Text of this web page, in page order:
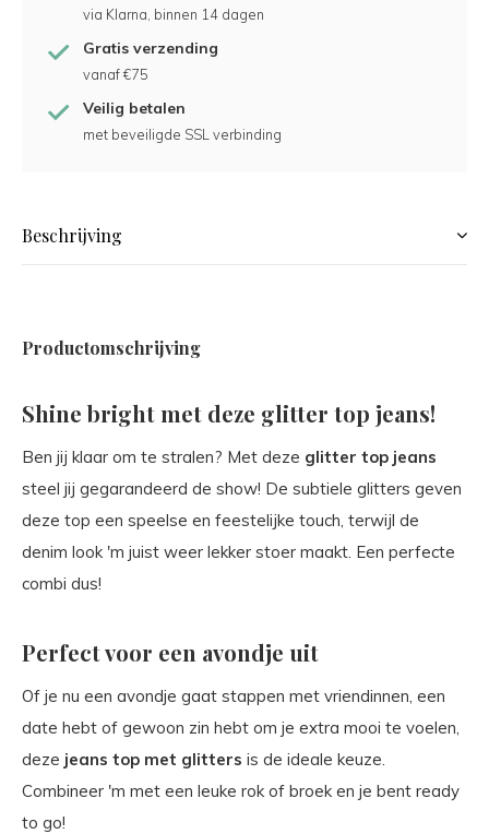
via Klarna, binnen 14 dagen
Gratis verzending
vanaf €75
Veilig betalen
met beveiligde SSL verbinding
Beschrijving
Productomschrijving
Shine bright met deze glitter top jeans!
Ben jij klaar om te stralen? Met deze glitter top jeans
steel jij gegarandeerd de show! De subtiele glitters geven
deze top een speelse en feestelijke touch, terwijl de
denim look 'm juist weer lekker stoer maakt. Een perfecte
combi dus!
Perfect voor een avondje uit
Of je nu een avondje gaat stappen met vriendinnen, een
date hebt of gewoon zin hebt om je extra mooi te voelen,
deze jeans top met glitters is de ideale keuze.
Combineer 'm met een leuke rok of broek en je bent ready
to go!